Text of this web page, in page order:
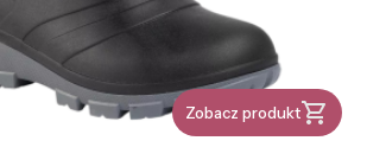
Zobacz produkt